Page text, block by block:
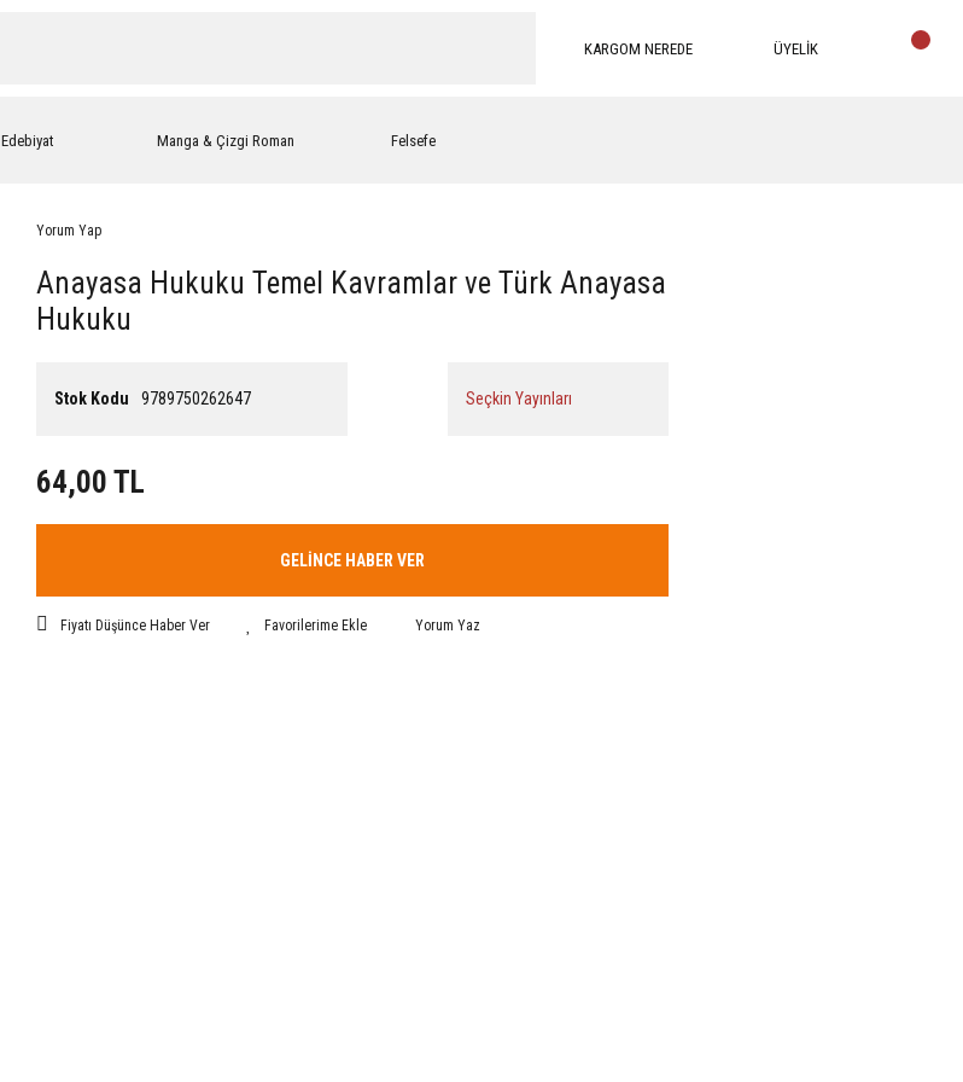
KARGOM NEREDE ÜYELİK
Edebiyat Manga & Çizgi Roman Felsefe
Yorum Yap
Anayasa Hukuku Temel Kavramlar ve Türk Anayasa
Hukuku
Stok Kodu 9789750262647 Seçkin Yayınları
64,00 TL
GELİNCE HABER VER
Fiyatı Düşünce Haber Ver Yorum Yaz